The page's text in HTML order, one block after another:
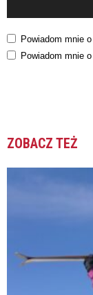
Powiadom mnie
Powiadom mnie
ZOBACZ TEŻ